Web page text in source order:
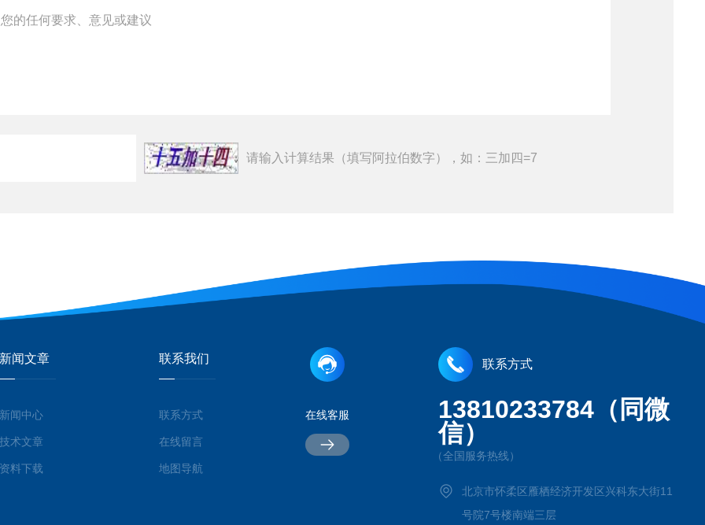
请输入计算结果（填写阿拉伯数字），如：三加四=7
新闻文章
新闻中心
技术文章
资料下载
联系我们
联系方式
在线留言
地图导航
在线客服
联系方式
13810233784（同微
信）
（全国服务热线）
北京市怀柔区雁栖经济开发区兴科东大街11
号院7号楼南端三层